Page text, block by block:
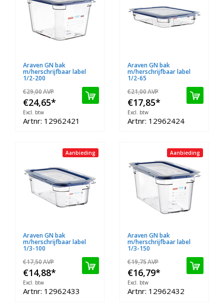
Araven GN bak
m/herschrijfbaar label
1/2-200
€29,00AVP
€24,65*
Excl. btw
Artnr: 12962421
Araven GN bak
m/herschrijfbaar label
1/2-65
€21,00AVP
€17,85*
Excl. btw
Artnr: 12962424
Aanbieding
Araven GN bak
m/herschrijfbaar label
1/3-100
€17,50AVP
€14,88*
Excl. btw
Artnr: 12962433
Aanbieding
Araven GN bak
m/herschrijfbaar label
1/3-150
€19,75AVP
€16,79*
Excl. btw
Artnr: 12962432